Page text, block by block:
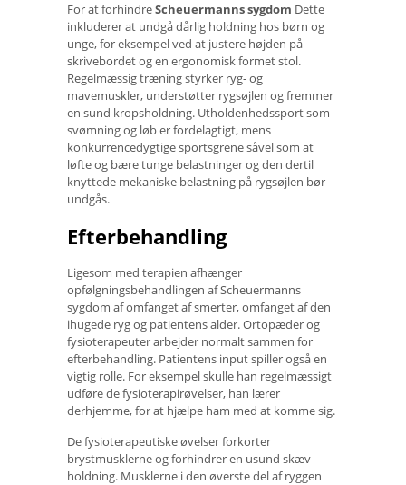
For at forhindreScheuermanns sygdom Dette
inkluderer at undgå dårlig holdning hos børn og
unge, for eksempel ved at justere højden på
skrivebordet og en ergonomisk formet stol.
Regelmæssig træning styrker ryg- og
mavemuskler, understøtter rygsøjlen og fremmer
en sund kropsholdning. Utholdenhedssport som
svømning og løb er fordelagtigt, mens
konkurrencedygtige sportsgrene såvel som at
løfte og bære tunge belastninger og den dertil
knyttede mekaniske belastning på rygsøjlen bør
undgås.
Efterbehandling
Ligesom med terapien afhænger
opfølgningsbehandlingen af ​​Scheuermanns
sygdom af omfanget af smerter, omfanget af den
ihugede ryg og patientens alder. Ortopæder og
fysioterapeuter arbejder normalt sammen for
efterbehandling. Patientens input spiller også en
vigtig rolle. For eksempel skulle han regelmæssigt
udføre de fysioterapirøvelser, han lærer
derhjemme, for at hjælpe ham med at komme sig.
De fysioterapeutiske øvelser forkorter
brystmusklerne og forhindrer en usund skæv
holdning. Musklerne i den øverste del af ryggen